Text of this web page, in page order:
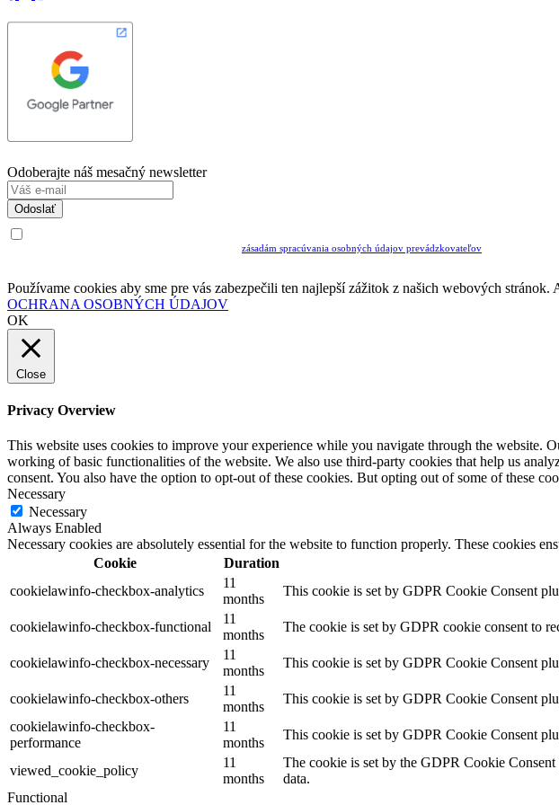
Odoberajte náš mesačný newsletter
Odoslať
zásadám spracúvania osobných údajov prevádzkovateľov
Používame cookies aby sme pre vás zabezpečili ten najlepší zážitok z našich webových
OCHRANA OSOBNÝCH ÚDAJOV
OK
Close
Privacy Overview
This website uses cookies to improve your experience while you navigate through the website.
working of basic functionalities of the website. We also use third-party cookies that help us
consent. You also have the option to opt-out of these cookies. But opting out of some of these
Necessary
Necessary
Always Enabled
Necessary cookies are absolutely essential for the website to function properly. These cookies
Cookie
Duration
cookielawinfo-checkbox-analytics
11
months
This cookie is set by GDPR Cookie Consent
cookielawinfo-checkbox-functional
11
months
The cookie is set by GDPR cookie consent to
cookielawinfo-checkbox-necessary
11
months
This cookie is set by GDPR Cookie Consent
cookielawinfo-checkbox-others
11
months
This cookie is set by GDPR Cookie Consent
cookielawinfo-checkbox-
performance
11
months
This cookie is set by GDPR Cookie Consent
viewed_cookie_policy
11
months
The cookie is set by the GDPR Cookie Consent
data.
Functional